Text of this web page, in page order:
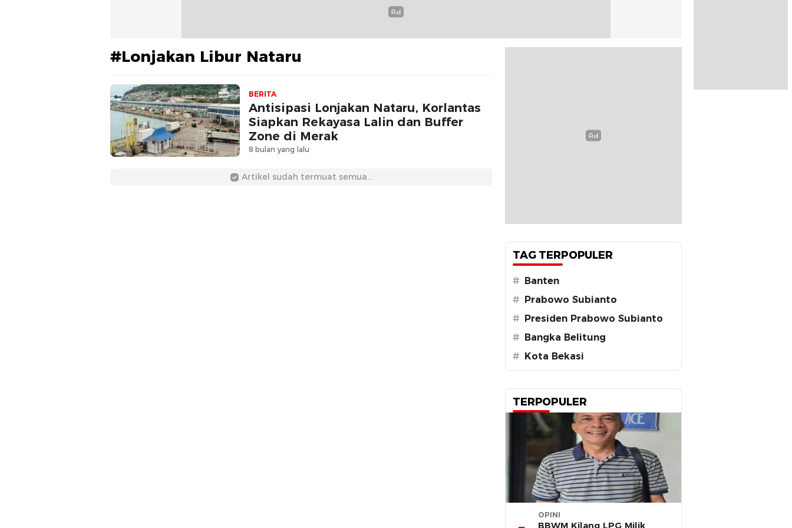
#Lonjakan Libur Nataru
BERITA
Antisipasi Lonjakan Nataru, Korlantas
Siapkan Rekayasa Lalin dan Buffer
Zone di Merak
8 bulan yang lalu
Artikel sudah termuat semua...
TAG TERPOPULER
# Banten
# Prabowo Subianto
# Presiden Prabowo Subianto
# Bangka Belitung
# Kota Bekasi
TERPOPULER
OPINI
BBWM Kilang LPG Milik